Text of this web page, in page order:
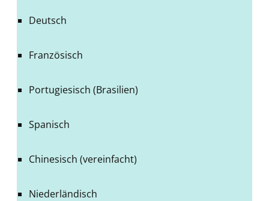
Deutsch
Französisch
Portugiesisch (Brasilien)
Spanisch
Chinesisch (vereinfacht)
Niederländisch